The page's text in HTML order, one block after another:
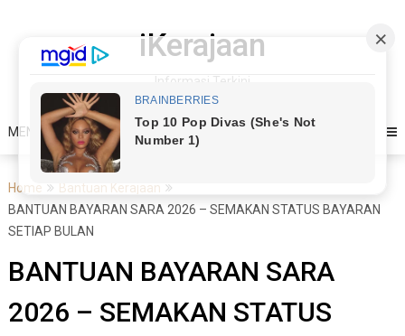
iKerajaan
Informasi Terkini
MENU
Home
Bantuan Kerajaan
BANTUAN BAYARAN SARA 2026 – SEMAKAN STATUS BAYARAN
SETIAP BULAN
BANTUAN BAYARAN SARA
2026 – SEMAKAN STATUS